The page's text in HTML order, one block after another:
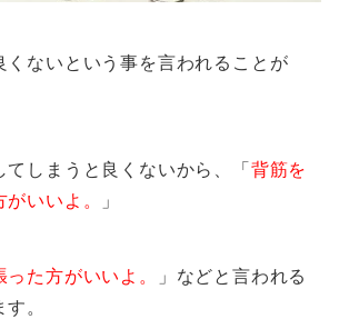
くないという事を言われることが
てしまうと良くないから、「背筋を
いいよ。
」
た方がいいよ。
」などと言われる
。